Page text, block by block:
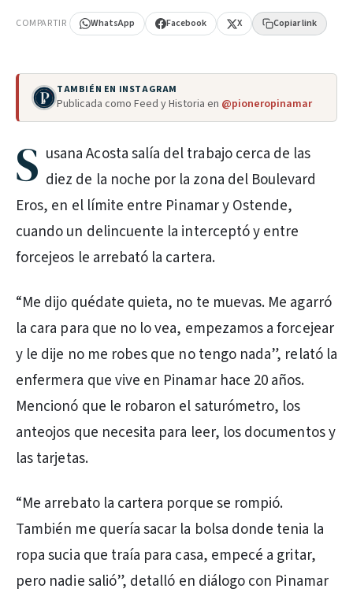
COMPARTIR WhatsApp Facebook X Copiar link
TAMBIÉN EN INSTAGRAM
Publicada como Feed y Historia en @pioneropinamar
S usana Acosta salía del trabajo cerca de las
diez de la noche por la zona del Boulevard
Eros, en el límite entre Pinamar y Ostende,
cuando un delincuente la interceptó y entre
forcejeos le arrebató la cartera.
“Me dijo quédate quieta, no te muevas. Me agarró
la cara para que no lo vea, empezamos a forcejear
y le dije no me robes que no tengo nada”, relató la
enfermera que vive en Pinamar hace 20 años.
Mencionó que le robaron el saturómetro, los
anteojos que necesita para leer, los documentos y
las tarjetas.
“Me arrebato la cartera porque se rompió.
También me quería sacar la bolsa donde tenia la
ropa sucia que traía para casa, empecé a gritar,
pero nadie salió”, detalló en diálogo con Pinamar